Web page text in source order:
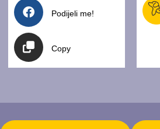
Podijeli me!
Copy